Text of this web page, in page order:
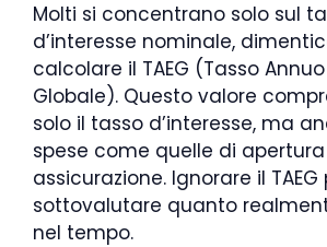
Molti si concentrano solo sul
d’interesse nominale,
calcolare il TAEG (Tasso
Globale). Questo valore
solo il tasso d’interesse, ma
spese come quelle di
assicurazione. Ignorare il
sottovalutare quanto
nel tempo.